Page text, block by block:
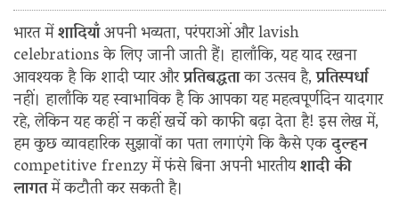
भारत मेंशादियाँअपनी भव्यता, परंपराओं और lavish
celebrations के लिए जानी जाती हैं। हालाँकि, यह याद रखना
आवश्यक है कि शादी प्यार औरप्रतिबद्धताका उत्सव है,प्रतिस्पर्धा
नहीं। हालाँकि यह स्वाभाविक है कि आपका यह महत्वपूर्णदिन यादगार
रहे, लेकिन यह कहीं न कहीं खर्चे को काफी बढ़ा देता है! इस लेख में,
हम कुछ व्यावहारिक सुझावों का पता लगाएंगे कि कैसे एकदुल्हन
competitive frenzy में फंसे बिना अपनी भारतीयशादी की
लागतमें कटौती कर सकती है।